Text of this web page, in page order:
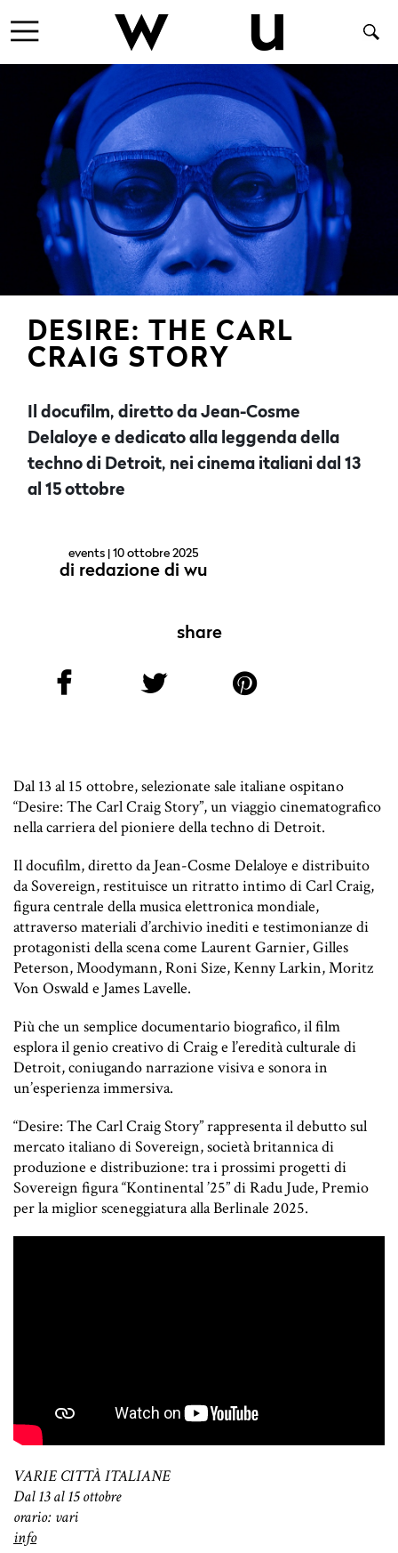
DESIRE: THE CARL
CRAIG STORY
Il docufilm, diretto da Jean-Cosme
Delaloye e dedicato alla leggenda della
techno di Detroit, nei cinema italiani dal 13
al 15 ottobre
events | 10 ottobre 2025
di redazione di wu
share
Dal 13 al 15 ottobre, selezionate sale italiane ospitano
“Desire: The Carl Craig Story”, un viaggio cinematografico
nella carriera del pioniere della techno di Detroit.
Il docufilm, diretto da Jean-Cosme Delaloye e distribuito
da Sovereign, restituisce un ritratto intimo di Carl Craig,
figura centrale della musica elettronica mondiale,
attraverso materiali d’archivio inediti e testimonianze di
protagonisti della scena come Laurent Garnier, Gilles
Peterson, Moodymann, Roni Size, Kenny Larkin, Moritz
Von Oswald e James Lavelle.
Più che un semplice documentario biografico, il film
esplora il genio creativo di Craig e l’eredità culturale di
Detroit, coniugando narrazione visiva e sonora in
un’esperienza immersiva.
“Desire: The Carl Craig Story” rappresenta il debutto sul
mercato italiano di Sovereign, società britannica di
produzione e distribuzione: tra i prossimi progetti di
Sovereign figura “Kontinental ’25” di Radu Jude, Premio
per la miglior sceneggiatura alla Berlinale 2025.
VARIE CITTÀ ITALIANE
Dal 13 al 15 ottobre
orario: vari
info